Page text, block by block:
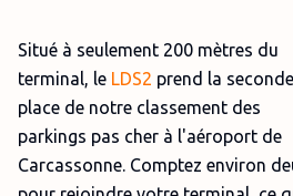
Situé à seulement 200 mètres du
terminal, le LDS2 prend la seconde
place de notre classement des
parkings pas cher à l'aéroport de
Carcassonne. Comptez environ